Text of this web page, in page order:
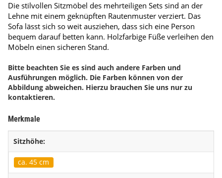
Die stilvollen Sitzmöbel des mehrteiligen Sets sind an der
Lehne mit einem geknüpften Rautenmuster verziert. Das
Sofa lässt sich so weit ausziehen, dass sich eine Person
bequem darauf betten kann. Holzfarbige Füße verleihen den
Möbeln einen sicheren Stand.
Bitte beachten Sie es sind auch andere Farben und
Ausführungen möglich. Die Farben können von der
Abbildung abweichen. Hierzu brauchen Sie uns nur zu
kontaktieren.
Merkmale
Sitzhöhe:
ca. 45 cm